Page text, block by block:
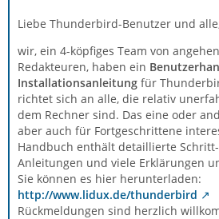
Liebe Thunderbird-Benutzer und
wir, ein 4-köpfiges Team von
Redakteuren, haben ein
Installationsanleitung für
richtet sich an alle, die relativ
dem Rechner sind. Das eine oder
aber auch für Fortgeschrittene
Handbuch enthält detaillierte
Anleitungen und viele Erklärungen
Sie können es hier herunterladen:
http://www.lidux.de/thunderbird
Rückmeldungen sind herzlich